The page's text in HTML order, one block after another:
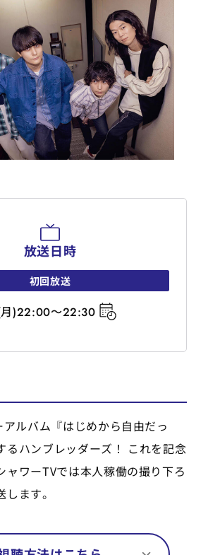
放送日時
初回放送
)22:00～22:30
ルバム『はじめから自由だっ
るハンブレッダーズ！ これを記念
ャワーTVでは本人稼働の撮り下ろ
ます。